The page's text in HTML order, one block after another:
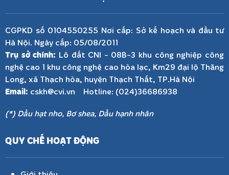
CGPKD số 0104550255 Nơi cấp: Sở kế hoạch và đầu tư
Hà Nội. Ngày cấp: 05/08/2011
Trụ sở chính: Lô đất CNI - 08B-3 khu công nghiệp công
nghệ cao 1 khu công nghệ cao hòa lạc, Km29 đại lộ Thăng
Long, xã Thạch hòa, huyện Thạch Thất, TP.Hà Nội
Email: cskh@cvi.vn Hotline: (024)36686938
(*) Dầu hạt nho, Bơ shea, Dầu hạnh nhân
QUY CHẾ HOẠT ĐỘNG